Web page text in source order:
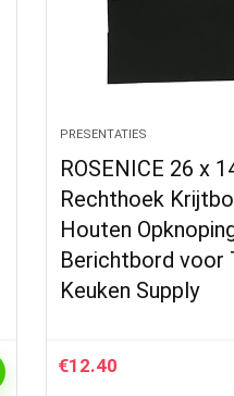
PRESENTATIES
ROSENICE 26 x
Rechthoek
Houten
Berichtbord voor
Keuken Supply
€12.40